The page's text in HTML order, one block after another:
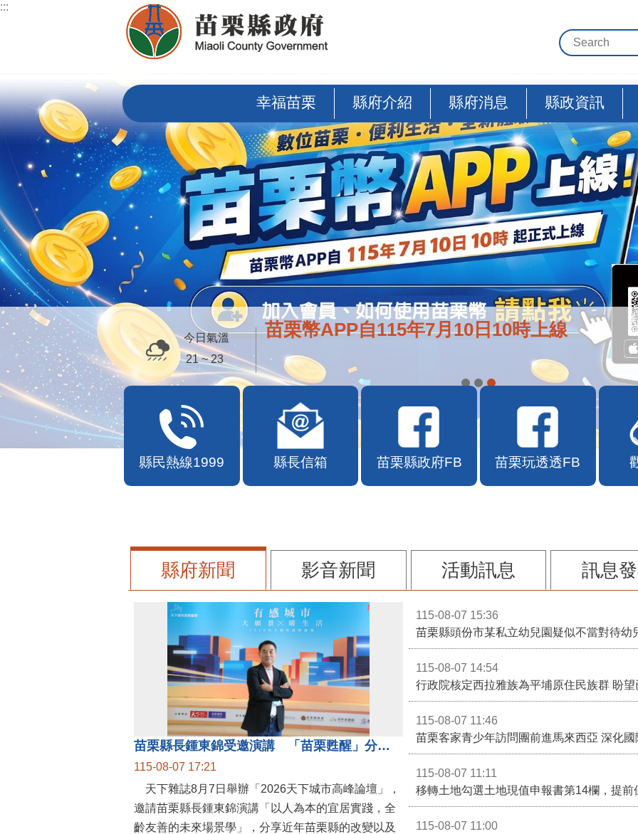
跳到主要內容區塊
:::
幸福苗栗 縣府介紹 縣府消息 縣政資訊
苗栗幣APP自115年7月10日10時上線
今日氣溫
21 ~ 23
縣民熱線1999 縣長信箱 苗栗縣政府FB 苗栗玩透透FB
縣府新聞 影音新聞 活動訊息 訊息
苗栗縣長鍾東錦受邀演講 「苗栗甦醒」分享近年轉變
115-08-07 17:21
天下雜誌8月7日舉辦「2026天下城市高峰論壇」，
邀請苗栗縣長鍾東錦演講「以人為本的宜居實踐，全
齡友善的未來場景學」，分享近年苗栗縣的改變以及
115-08-07 15:36
苗栗縣頭份市某私立幼兒園疑似不當對待幼
115-08-07 14:54
115-08-07 11:46
苗栗客家青少年訪問團前進馬來西亞 深化
115-08-07 11:11
移轉土地勾選土地現值申報書第14欄，提前
115-08-07 11:00